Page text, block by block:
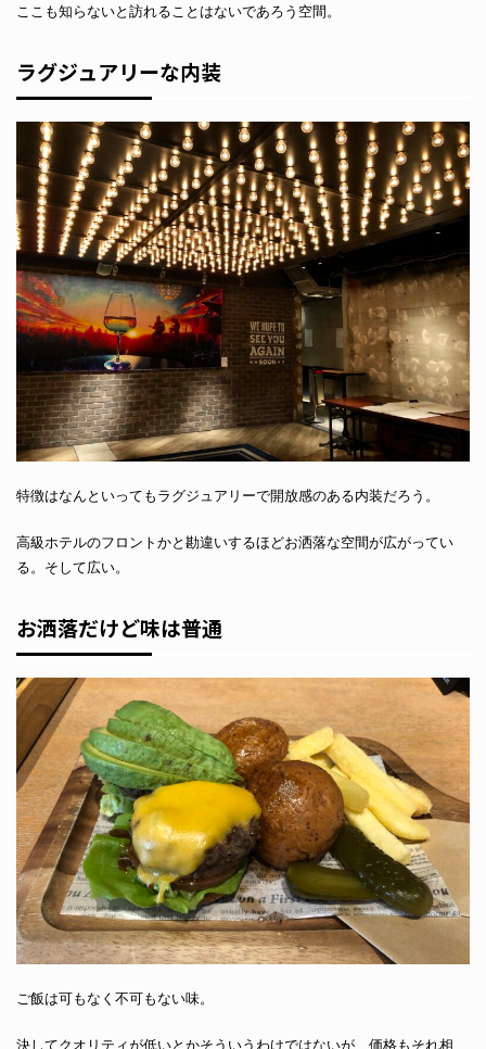
ここも知らないと訪れることはないであろう空間。
ラグジュアリーな内装
特徴はなんといってもラグジュアリーで開放感のある内装だろう。
高級ホテルのフロントかと勘違いするほどお洒落な空間が広がってい
る。そして広い。
お洒落だけど味は普通
ご飯は可もなく不可もない味。
決してクオリティが低いとかそういうわけではないが、価格もそれ相